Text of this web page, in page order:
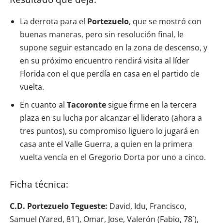
La derrota para el Portezuelo, que se mostró con
buenas maneras, pero sin resolución final, le
supone seguir estancado en la zona de descenso, y
en su próximo encuentro rendirá visita al líder
Florida con el que perdía en casa en el partido de
vuelta.
En cuanto al Tacorontesigue firme en la tercera
plaza en su lucha por alcanzar el liderato (ahora a
tres puntos), su compromiso liguero lo jugará en
casa ante el Valle Guerra, a quien en la primera
vuelta vencía en el Gregorio Dorta por uno a cinco.
Ficha técnica:
C.D. Portezuelo Tegueste: David, Idu, Francisco,
Samuel (Yared, 81´), Omar, Jose, Valerón (Fabio, 78´),